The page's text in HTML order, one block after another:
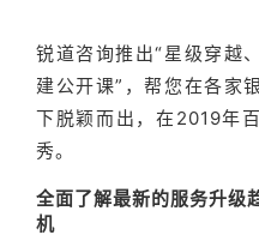
锐道咨询推出“星级穿越
建公开课”，帮您在各家
下脱颖而出，在2019年
秀。
全面了解最新的服务升级
机